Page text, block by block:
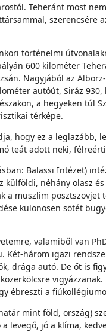
Teheránt most
szerencsére
történelmi
600 kilométer
Nagyjából az
autóút, Siráz
a hegyeken túl
térképe.
hogy ez a
teát adott neki,
Balassi Intézet)
néhány olasz
muszlim
különösen sötét
valamiből van
három igazi
drága autó. De őt is
ébreszti a
mint föld, ország)
jó a klíma,